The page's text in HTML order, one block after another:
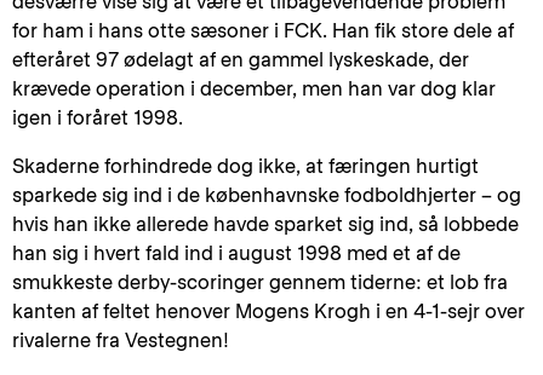
for ham i hans otte sæsoner i FCK. Han fik store dele af
efteråret 97 ødelagt af en gammel lyskeskade, der
krævede operation i december, men han var dog klar
igen i foråret 1998.
Skaderne forhindrede dog ikke, at færingen hurtigt
sparkede sig ind i de københavnske fodboldhjerter – og
hvis han ikke allerede havde sparket sig ind, så lobbede
han sig i hvert fald ind i august 1998 med et af de
smukkeste derby-scoringer gennem tiderne: et lob fra
kanten af feltet henover Mogens Krogh i en 4-1-sejr over
rivalerne fra Vestegnen!